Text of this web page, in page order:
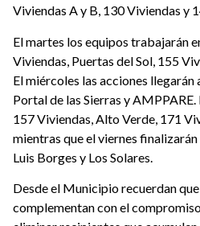
Viviendas A y B, 130 Viviendas y
El martes los equipos trabajarán
Viviendas, Puertas del Sol, 155
El miércoles las acciones llegarán
Portal de las Sierras y
157 Viviendas, Alto Verde, 171
mientras que el viernes
Luis Borges y Los Solares.
Desde el Municipio recuerdan
complementan con el